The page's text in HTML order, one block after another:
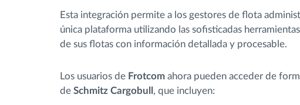
Esta integración permite a los gestores de flota
única plataforma utilizando las sofisticadas
de sus flotas con información detallada y procesable.
Los usuarios de Frotcom ahora pueden acceder de
de Schmitz Cargobull , que incluyen: